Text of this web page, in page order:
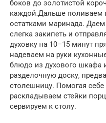
боков до золотистой
каждой.Дальше поливаем
остатками маринада.
слегка закипеть и
духовку на 10–15 минут
надеваем на руки
блюдо из духового шкафа
разделочную доску,
столешницу. Помогая себе
раскладываем стейки
сервируем к столу.